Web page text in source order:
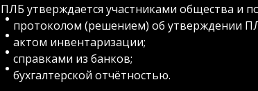
ПЛБ утверждается участниками общества и
протоколом (решением) об утверждении
актом инвентаризации;
справками из банков;
бухгалтерской отчётностью.